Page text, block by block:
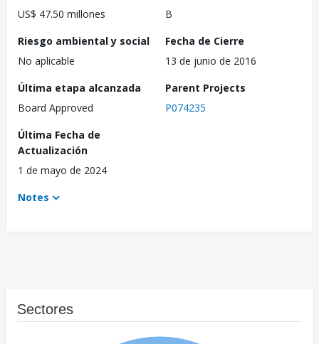
US$ 47.50 millones
B
Riesgo ambiental y social
No aplicable
Fecha de Cierre
13 de junio de 2016
Última etapa alcanzada
Board Approved
Parent Projects
P074235
Última Fecha de
Actualización
1 de mayo de 2024
Notes
Sectores